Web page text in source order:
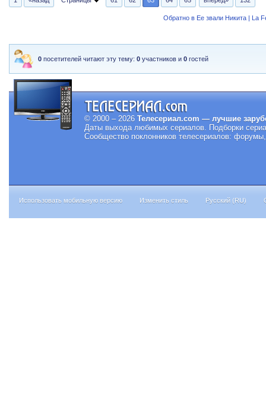
Обратно в Ее звали Никита | La
0 посетителей читают эту тему:0 участников и0 гостей
© 2000 – 2026 Телесериал.com — лучшие
Даты выхода любимых сериалов. Подборки
Сообщество поклонников телесериалов:
Использовать мобильную версию Изменить стиль Русский (RU)